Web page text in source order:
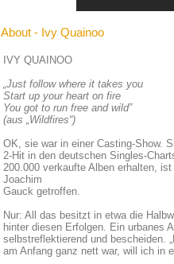
About - Ivy Quainoo
IVY QUAINOO
„Just follow where it takes you
Start up your heart on fire
You got to run free and wild”
(aus „Wildfires“)
OK, sie war in einer Casting-Show.
2-Hit in den deutschen Singles-
200.000 verkaufte Alben erhalten,
Joachim
Gauck getroffen.
Nur: All das besitzt in etwa die
hinter diesen Erfolgen. Ein urbanes
selbstreflektierend und bescheiden.
am Anfang ganz nett war, will ich in